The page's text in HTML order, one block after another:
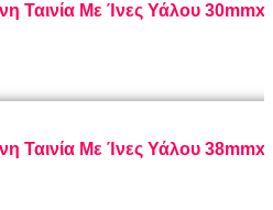
Ταινία Με Ίνες Υάλου
Ταινία Με Ίνες Υάλου